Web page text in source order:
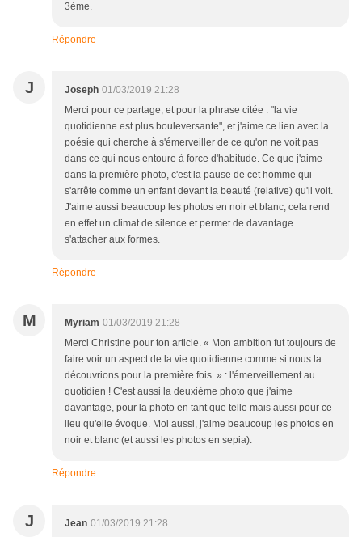
3ème.
Répondre
J Joseph 01/03/2019 21:28
Merci pour ce partage, et pour la phrase citée : "la vie
quotidienne est plus bouleversante", et j'aime ce lien avec la
poésie qui cherche à s'émerveiller de ce qu'on ne voit pas
dans ce qui nous entoure à force d'habitude. Ce que j'aime
dans la première photo, c'est la pause de cet homme qui
s'arrête comme un enfant devant la beauté (relative) qu'il voit.
J'aime aussi beaucoup les photos en noir et blanc, cela rend
en effet un climat de silence et permet de davantage
s'attacher aux formes.
Répondre
M Myriam 01/03/2019 21:28
Merci Christine pour ton article. « Mon ambition fut toujours de
faire voir un aspect de la vie quotidienne comme si nous la
découvrions pour la première fois. » : l'émerveillement au
quotidien ! C'est aussi la deuxième photo que j'aime
davantage, pour la photo en tant que telle mais aussi pour ce
lieu qu'elle évoque. Moi aussi, j'aime beaucoup les photos en
noir et blanc (et aussi les photos en sepia).
Répondre
J Jean 01/03/2019 21:28